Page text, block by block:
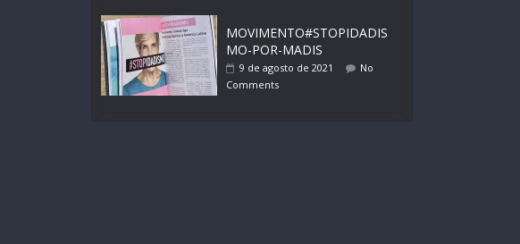
MOVIMENTO#STOPIDADIS
MO-POR-MADIS
9 de agosto de 2021
No
Comments